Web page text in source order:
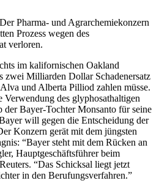
Pharma- und Agrarchemiekonzern
Prozess wegen des
verloren.
im kalifornischen Oakland
zwei Milliarden Dollar Schadenersatz
und Alberta Pilliod zahlen müsse.
Verwendung des glyphosathaltigen
Bayer-Tochter Monsanto für seine
will gegen die Entscheidung der
Konzern gerät mit dem jüngsten
“Bayer steht mit dem Rücken an
Hauptgeschäftsführer beim
“Das Schicksal liegt jetzt
in den Berufungsverfahren.”